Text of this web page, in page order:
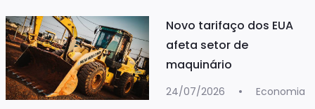
Novo tarifaço dos EUA
afeta setor de
maquinário
24/07/2026 Economia